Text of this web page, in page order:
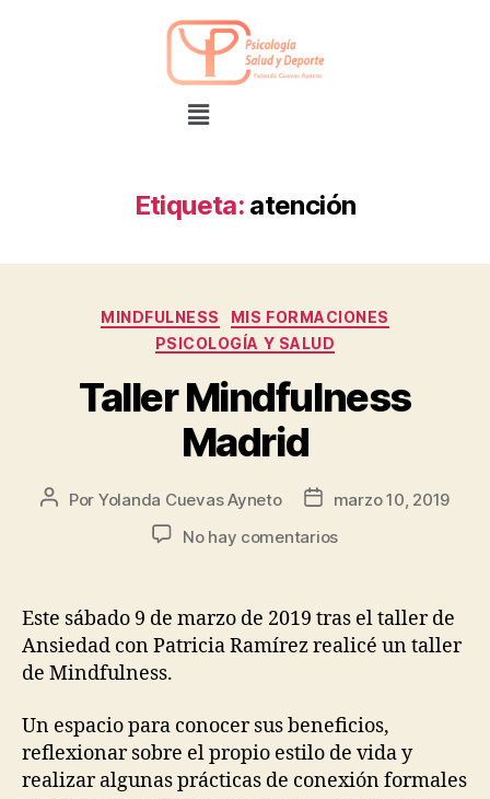
Etiqueta: atención
MINDFULNESS
MIS FORMACIONES
PSICOLOGÍA Y SALUD
Taller Mindfulness
Madrid
Por Yolanda Cuevas Ayneto
marzo 10, 2019
No hay comentarios
Este sábado 9 de marzo de 2019 tras el taller de
Ansiedad con Patricia Ramírez realicé un taller
de Mindfulness.
Un espacio para conocer sus beneficios,
reflexionar sobre el propio estilo de vida y
realizar algunas prácticas de conexión formales